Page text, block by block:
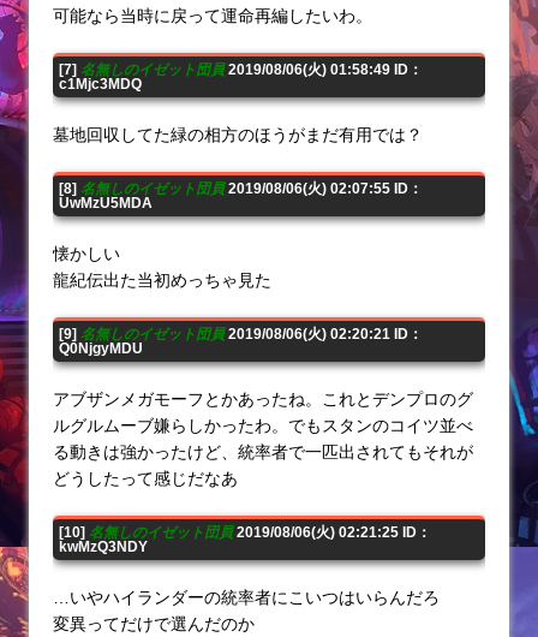
可能なら当時に戻って運命再編したいわ。
[7] 名無しのイゼット団員2019/08/06(火) 01:58:49 ID：
c1Mjc3MDQ
墓地回収してた緑の相方のほうがまだ有用では？
[8] 名無しのイゼット団員2019/08/06(火) 02:07:55 ID：
UwMzU5MDA
懐かしい
龍紀伝出た当初めっちゃ見た
[9] 名無しのイゼット団員2019/08/06(火) 02:20:21 ID：
Q0NjgyMDU
アブザンメガモーフとかあったね。これとデンプロのグ
ルグルムーブ嫌らしかったわ。でもスタンのコイツ並べ
る動きは強かったけど、統率者で一匹出されてもそれが
どうしたって感じだなあ
[10] 名無しのイゼット団員2019/08/06(火) 02:21:25 ID：
kwMzQ3NDY
…いやハイランダーの統率者にこいつはいらんだろ
変異ってだけで選んだのか